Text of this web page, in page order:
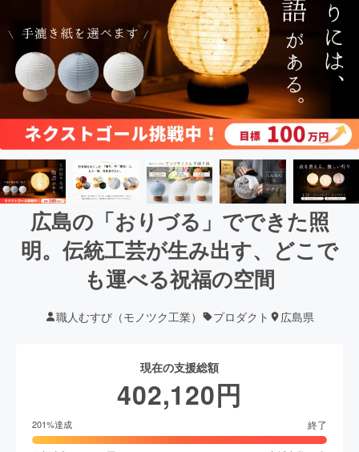
広島の「おりづる」でできた照
明。伝統工芸が生み出す、どこで
も運べる祝福の空間
職人むすび（モノツク工業） プロダクト 広島県
現在の支援総額
402,120円
201%達成 終了